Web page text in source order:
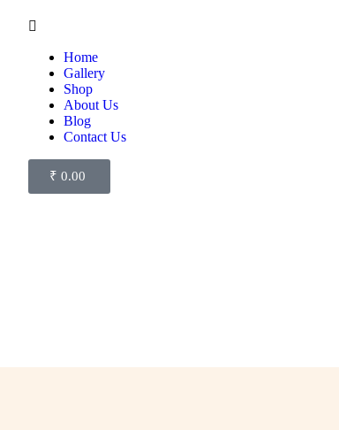
Home
Gallery
Shop
About Us
Blog
Contact Us
₹ 0.00